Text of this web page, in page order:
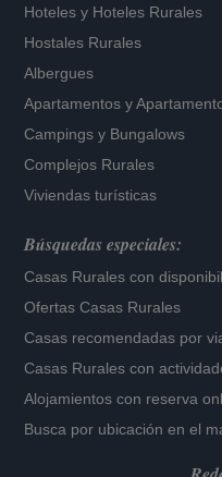
Hoteles y Hoteles Rurales
Hostales Rurales
Albergues
Apartamentos y
Campings y Bungalows
Complejos Rurales
Viviendas turísticas
Búsquedas especiales:
Casas Rurales con
Ofertas Casas Rurales
Casas recomendadas por
Casas Rurales con
Alojamientos con reserva
Busca por ubicación en el